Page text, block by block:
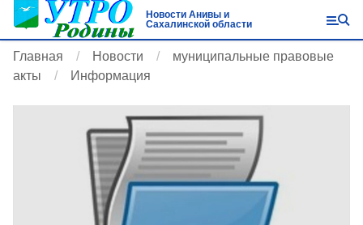
Новости Анивы и
Сахалинской области
Главная Новости
муниципальные правовые
акты
Информация